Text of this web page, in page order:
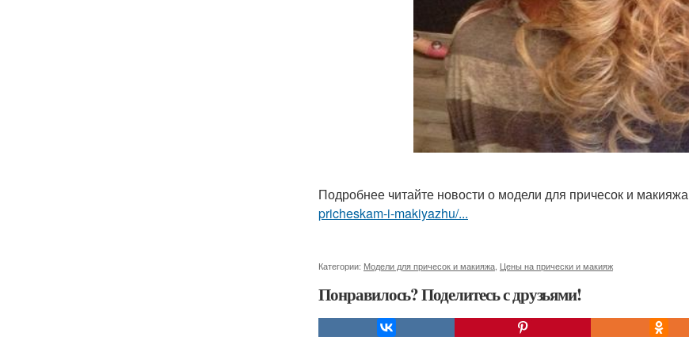
Подробнее читайте новости о модели для причесок и макияжа
pricheskam-i-makiyazhu/...
Категории: Модели для причесок и макияжа Цены на прически и макияж
Понравилось? Поделитесь с друзьями!